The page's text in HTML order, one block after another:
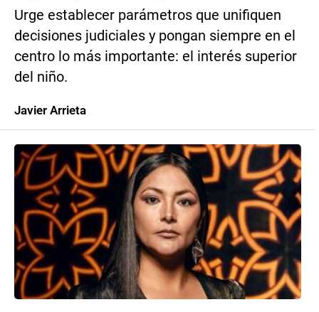
Urge establecer parámetros que unifiquen
decisiones judiciales y pongan siempre en el
centro lo más importante: el interés superior
del niño.
Javier Arrieta